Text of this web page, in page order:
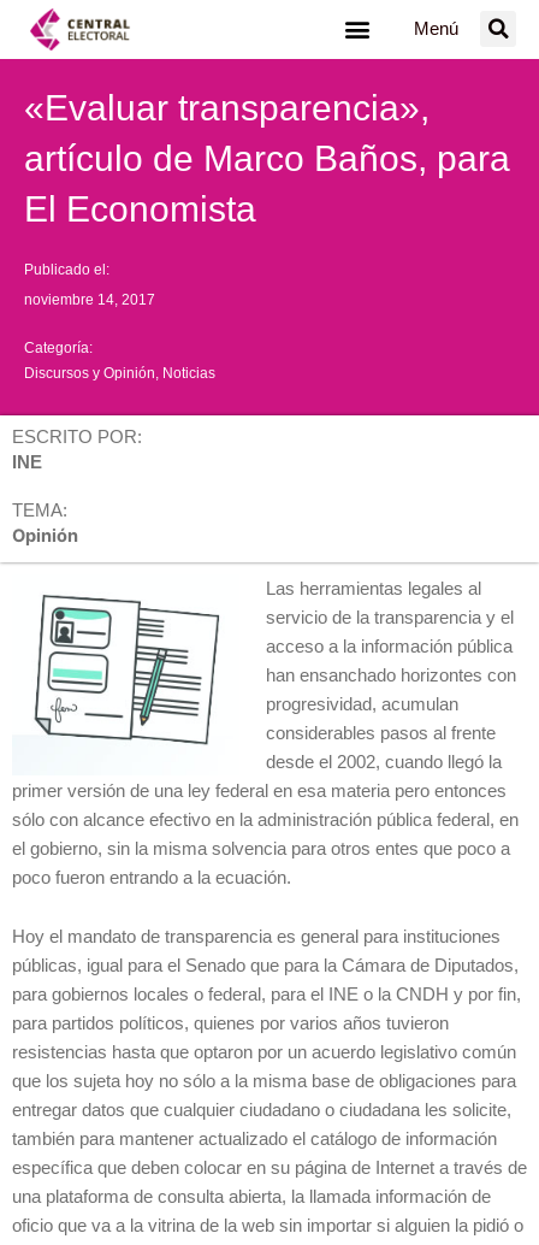
Menú
«Evaluar transparencia»,
artículo de Marco Baños, para
El Economista
Publicado el:
noviembre 14, 2017
Categoría:
Discursos y Opinión Noticias
ESCRITO POR:
INE
TEMA:
Opinión
Las herramientas legales al
servicio de la transparencia y el
acceso a la información pública
han ensanchado horizontes con
progresividad, acumulan
considerables pasos al frente
desde el 2002, cuando llegó la
primer versión de una ley federal en esa materia pero entonces
sólo con alcance efectivo en la administración pública federal, en
el gobierno, sin la misma solvencia para otros entes que poco a
poco fueron entrando a la ecuación.
Hoy el mandato de transparencia es general para instituciones
públicas, igual para el Senado que para la Cámara de Diputados,
para gobiernos locales o federal, para el INE o la CNDH y por fin,
para partidos políticos, quienes por varios años tuvieron
resistencias hasta que optaron por un acuerdo legislativo común
que los sujeta hoy no sólo a la misma base de obligaciones para
entregar datos que cualquier ciudadano o ciudadana les solicite,
también para mantener actualizado el catálogo de información
específica que deben colocar en su página de Internet a través de
una plataforma de consulta abierta, la llamada información de
oficio que va a la vitrina de la web sin importar si alguien la pidió o